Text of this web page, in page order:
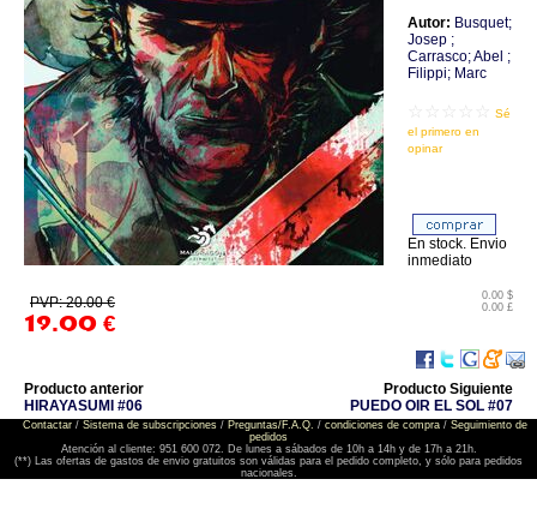
Autor: Busquet;
Josep ;
Carrasco; Abel ;
Filippi; Marc
Sé
el primero en
opinar
PVP: 20.00 €
19.00 €
0.00 $
0.00 £
En stock. Envio
inmediato
Producto anterior
HIRAYASUMI #06
Producto Siguiente
PUEDO OIR EL SOL #07
Contactar/ Sistema de subscripciones/ Preguntas/F.A.Q. / condiciones de compra/ Seguimiento de
pedidos
Atención al cliente: 951 600 072. De lunes a sábados de 10h a 14h y de 17h a 21h.
(**) Las ofertas de gastos de envio gratuitos son válidas para el pedido completo, y sólo para pedidos
nacionales.